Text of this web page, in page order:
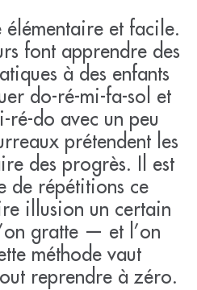
et facile.
font apprendre des
à des enfants
do-ré-mi-fa-sol et
ré-do avec un peu
prétendent les
des progrès. Il est
de répétitions ce
illusion un certain
gratte — et l’on
méthode vaut
reprendre à zéro.